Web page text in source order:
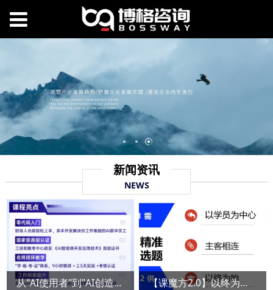
新闻资讯
NEWS
从"AI使用者"到"AI创造者"：国家级AI智能体开发认证班开班 【课魔方2.0】以终为始：如何用AI赋能精准选题，打造爆款课程